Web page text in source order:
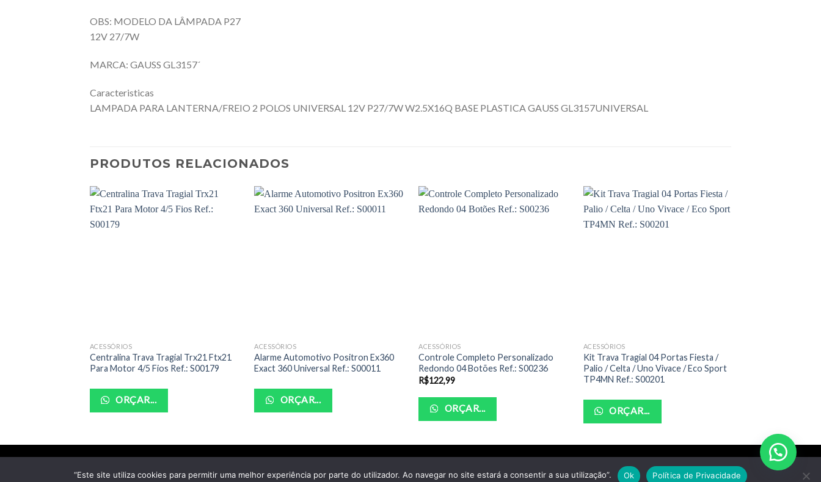
OBS: MODELO DA LÂMPADA P27
12V 27/7W
MARCA: GAUSS GL3157´
Caracteristicas
LAMPADA PARA LANTERNA/FREIO 2 POLOS UNIVERSAL 12V P27/7W W2.5X16Q BASE PLASTICA GAUSS GL3157UNIVERSAL
PRODUTOS RELACIONADOS
ACESSÓRIOS
Centralina Trava Tragial Trx21 Ftx21
Para Motor 4/5 Fios Ref.: S00179
ORÇAR...
ACESSÓRIOS
Alarme Automotivo Positron Ex360
Exact 360 Universal Ref.: S00011
ORÇAR...
ACESSÓRIOS
Controle Completo Personalizado
Redondo 04 Botões Ref.: S00236
R$122,99
ORÇAR...
ACESSÓRIOS
Kit Trava Tragial 04 Portas Fiesta /
Palio / Celta / Uno Vivace / Eco Sport
TP4MN Ref.: S00201
ORÇAR...
Copyright 2026 ©Santo Auto Vidros e Chaveiro - CNPJ: 18.011.218/0001-07
“Este site utiliza cookies para permitir uma melhor experiência por parte do utilizador. Ao navegar no site estará a consentir a sua utilização”. Ok Política de Privacidade